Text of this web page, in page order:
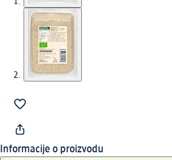
Informacije o proizvodu